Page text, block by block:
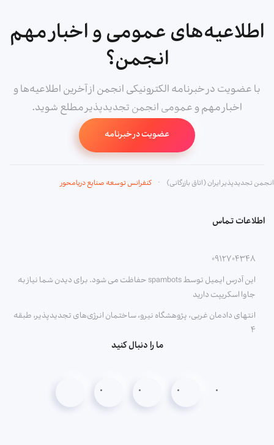
اطلاعیه‌های عمومی و اخبار مهم
انجمن؟
با عضویت در خبرنامه الکترونیکی انجمن از آخرین اطلاعیه‌ها و
اخبار مهم و عمومی انجمن تجدیدپذیر مطلع شوید.
عضویت در خبرنامه
انجمن تجدیدپذیر ایران (اتاق بازرگانی) کنفرانس توسعه صنایع دریامحور
اطلاعات تماس
۰۹۱۲۷۰۴۳۴۸
این آدرس ایمیل توسط spambots حفاظت می شود. برای دیدن شما نیاز به
جاوا اسکریپت دارید
انتهای دادمان غربی، پژوهشگاه نیرو، ساختمان انرژی‌های تجدیدپذیر، طبقه
۴
ما را دنبال کنید